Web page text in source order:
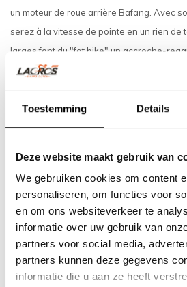
Toestemming Details
Deze website maakt gebruik van
We gebruiken cookies om content
personaliseren, om functies voor
en om ons websiteverkeer te
informatie over uw gebruik van
partners voor social media,
partners kunnen deze gegevens
informatie die u aan ze heeft
un moteur de roue arrière Bafang. Avec
serez à la vitesse de pointe en un rien de
larges font du "fat bike" un accroche-
hors route. Cela vous permet de rouler
pentes. Le vélo dispose également de 7
positions d'appui.
vous permet de le plier et de le ranger
dans le coffre de la voiture. N'hésitez
d'exposition et à en faire l'expérience par